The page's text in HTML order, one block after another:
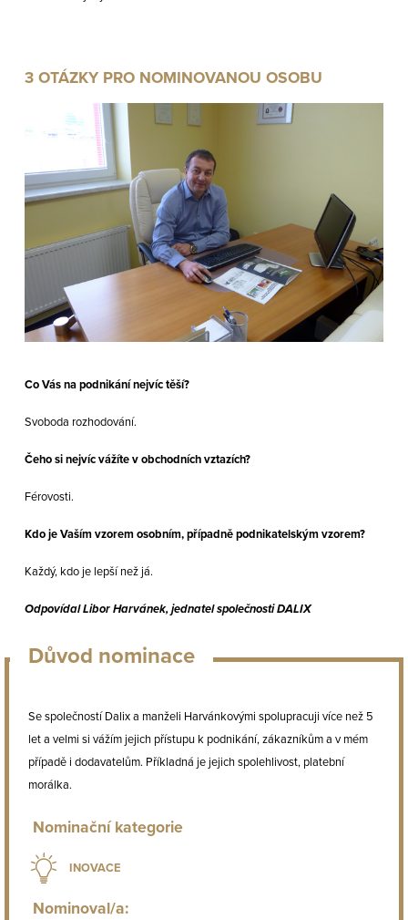
3 OTÁZKY PRO NOMINOVANOU OSOBU
Co Vás na podnikání nejvíc těší?
Svoboda rozhodování.
Čeho si nejvíc vážíte v obchodních vztazích?
Férovosti.
Kdo je Vaším vzorem osobním, případně podnikatelským vzorem?
Každý, kdo je lepší než já.
OdpovídalLibor Harvánek, jednatel společnosti DALIX
Důvod nominace
Se společností Dalix a manželi Harvánkovými spolupracuji více než 5
let a velmi si vážím jejich přístupu k podnikání, zákazníkům a v mém
případě i dodavatelům. Příkladná je jejich spolehlivost, platební
morálka.
Nominační kategorie
INOVACE
Nominoval/a: